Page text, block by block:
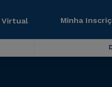
Virtual Minha